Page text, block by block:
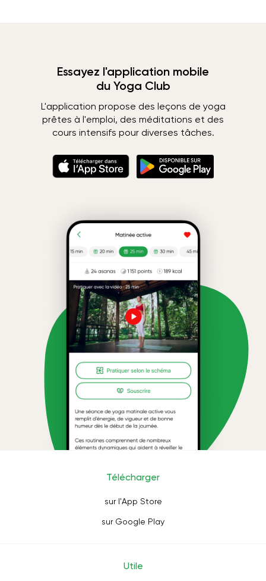
Essayez l'application mobile
du Yoga Club
L'application propose des leçons de yoga
prêtes à l'emploi, des méditations et des
cours intensifs pour diverses tâches.
Télécharger
sur l'App Store
sur Google Play
Utile